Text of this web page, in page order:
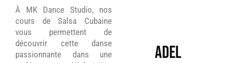
ADEL
À MK Dance Studio, nos
cours de Salsa Cubaine
vous permettent de
découvrir cette danse
passionnante dans une